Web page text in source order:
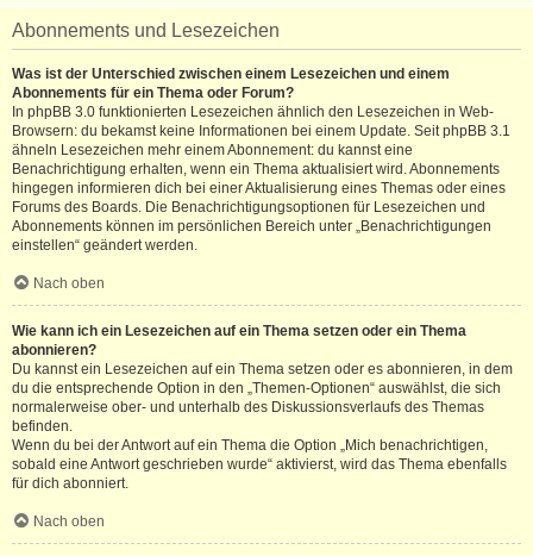
Abonnements und Lesezeichen
Was ist der Unterschied zwischen einem Lesezeichen und einem
Abonnements für ein Thema oder Forum?
In phpBB 3.0 funktionierten Lesezeichen ähnlich den Lesezeichen in Web-
Browsern: du bekamst keine Informationen bei einem Update. Seit phpBB 3.1
ähneln Lesezeichen mehr einem Abonnement: du kannst eine
Benachrichtigung erhalten, wenn ein Thema aktualisiert wird. Abonnements
hingegen informieren dich bei einer Aktualisierung eines Themas oder eines
Forums des Boards. Die Benachrichtigungsoptionen für Lesezeichen und
Abonnements können im persönlichen Bereich unter „Benachrichtigungen
einstellen“ geändert werden.
Nach oben
Wie kann ich ein Lesezeichen auf ein Thema setzen oder ein Thema
abonnieren?
Du kannst ein Lesezeichen auf ein Thema setzen oder es abonnieren, in dem
du die entsprechende Option in den „Themen-Optionen“ auswählst, die sich
normalerweise ober- und unterhalb des Diskussionsverlaufs des Themas
befinden.
Wenn du bei der Antwort auf ein Thema die Option „Mich benachrichtigen,
sobald eine Antwort geschrieben wurde“ aktivierst, wird das Thema ebenfalls
für dich abonniert.
Nach oben